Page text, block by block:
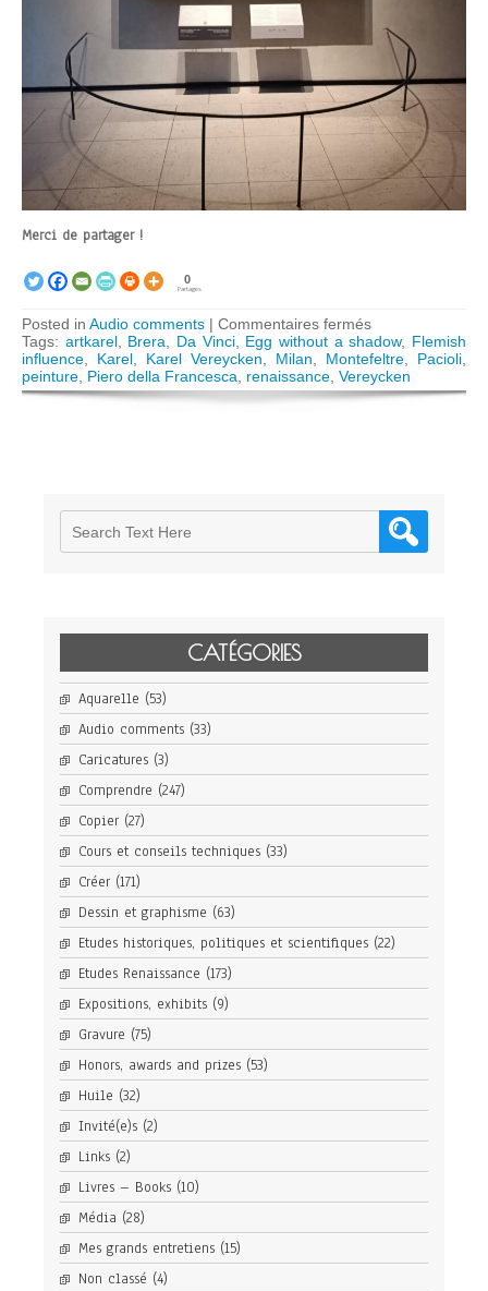
Merci de partager !
0
Partages
Posted in Audio comments | Commentaires ferméssur
AUDIO:
Piero
della
Francesca
Tags: artkarel, Brera Da Vinci, Egg without a shadow, Flemish
influence
Karel Karel Vereycken Milan Montefeltre Pacioli
peinture Piero della Francesca renaissance Vereycken
CATÉGORIES
Aquarelle (53)
Audio comments (33)
Caricatures (3)
Comprendre (247)
Copier (27)
Cours et conseils techniques (33)
Créer (171)
Dessin et graphisme (63)
Etudes historiques, politiques et scientifiques (22)
Etudes Renaissance (173)
Expositions, exhibits (9)
Gravure (75)
Honors, awards and prizes (53)
Huile (32)
Invité(e)s (2)
Links (2)
Livres – Books (10)
Média (28)
Mes grands entretiens (15)
Non classé (4)